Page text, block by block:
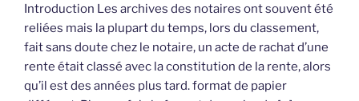
Introduction Les archives des notaires ont souvent été
reliées mais la plupart du temps, lors du classement,
fait sans doute chez le notaire, un acte de rachat d’une
rente était classé avec la constitution de la rente, alors
qu’il est des années plus tard. format de papier